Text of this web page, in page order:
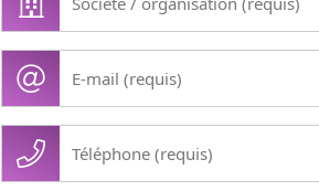
organisation
(Nécessaire)
mail
Téléphone
(Nécessaire)